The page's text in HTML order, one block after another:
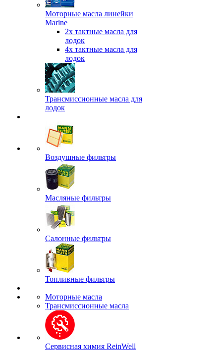
Моторные масла линейки
Marine
2х тактные масла для
лодок
4х тактные масла для
лодок
Трансмиссионные масла для
лодок
Воздушные фильтры
Масляные фильтры
Салонные фильтры
Топливные фильтры
Моторные масла
Трансмиссионные масла
Сервисная химия ReinWell